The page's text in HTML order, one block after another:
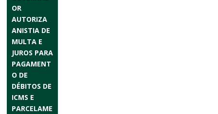
OR
AUTORIZA
ANISTIA DE
MULTA E
JUROS PARA
PAGAMENT
O DE
DÉBITOS DE
ICMS E
PARCELAME